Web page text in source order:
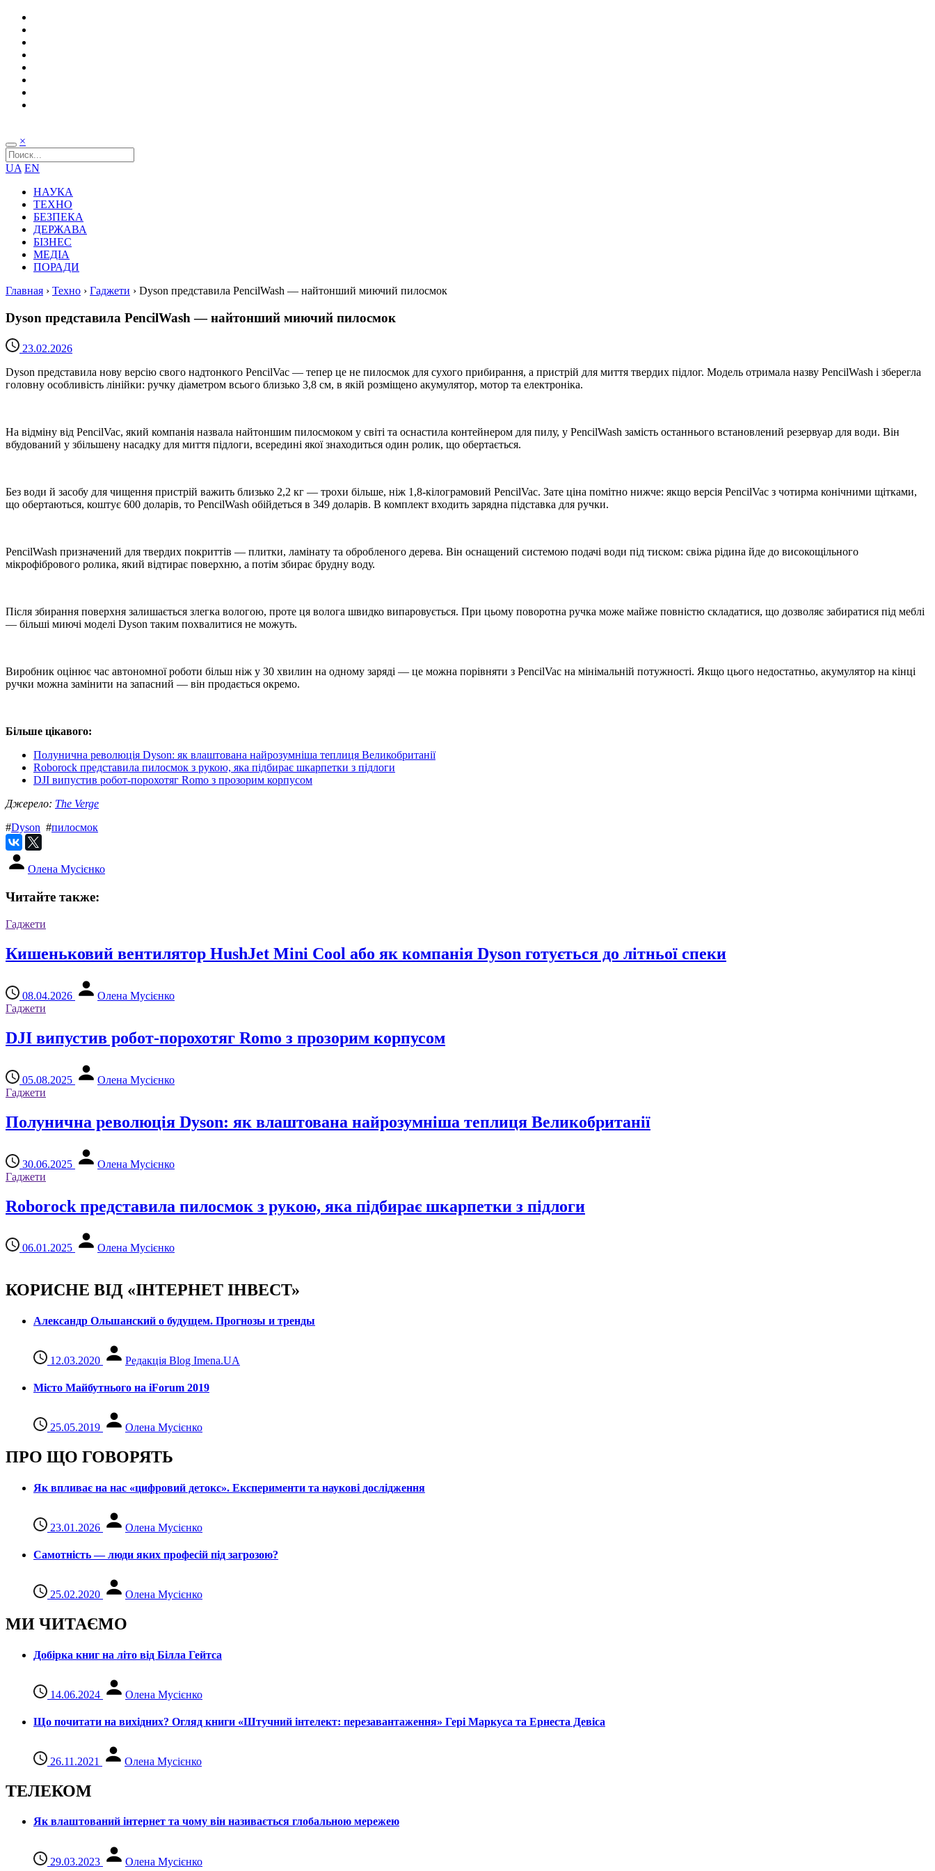
×
UA EN
НАУКА
ТЕХНО
БЕЗПЕКА
ДЕРЖАВА
БІЗНЕС
МЕДІА
ПОРАДИ
Главная › Техно › Гаджети › Dyson представила PencilWash — найтонший миючий пилосмок
Dyson представила PencilWash — найтонший миючий пилосмок
23.02.2026
Dyson представила нову версію свого надтонкого PencilVac — тепер це не пилосмок для сухого прибирання, а пристрій для миття твердих підлог. Модель отримала назву PencilWash і зберегла
головну особливість лінійки: ручку діаметром всього близько 3,8 см, в якій розміщено акумулятор, мотор та електроніка.
На відміну від PencilVac, який компанія назвала найтоншим пилосмоком у світі та оснастила контейнером для пилу, у PencilWash замість останнього встановлений резервуар для води. Він
вбудований у збільшену насадку для миття підлоги, всередині якої знаходиться один ролик, що обертається.
Без води й засобу для чищення пристрій важить близько 2,2 кг — трохи більше, ніж 1,8-кілограмовий PencilVac. Зате ціна помітно нижче: якщо версія PencilVac з чотирма конічними щітками,
що обертаються, коштує 600 доларів, то PencilWash обійдеться в 349 доларів. В комплект входить зарядна підставка для ручки.
PencilWash призначений для твердих покриттів — плитки, ламінату та обробленого дерева. Він оснащений системою подачі води під тиском: свіжа рідина йде до високощільного
мікрофібрового ролика, який відтирає поверхню, а потім збирає брудну воду.
Після збирання поверхня залишається злегка вологою, проте ця волога швидко випаровується. При цьому поворотна ручка може майже повністю складатися, що дозволяє забиратися під меблі
— більші миючі моделі Dyson таким похвалитися не можуть.
Виробник оцінює час автономної роботи більш ніж у 30 хвилин на одному заряді — це можна порівняти з PencilVac на мінімальній потужності. Якщо цього недостатньо, акумулятор на кінці
ручки можна замінити на запасний — він продається окремо.
Більше цікавого:
Полунична революція Dyson: як влаштована найрозумніша теплиця Великобританії
Roborock представила пилосмок з рукою, яка підбирає шкарпетки з підлоги
DJI випустив робот-порохотяг Romo з прозорим корпусом
Джерело: The Verge
#Dyson #пилосмок
Олена Мусієнко
Читайте также:
Гаджети
Кишеньковий вентилятор HushJet Mini Cool або як компанія Dyson готується до літньої спеки
08.04.2026
Олена Мусієнко
Гаджети
DJI випустив робот-порохотяг Romo з прозорим корпусом
05.08.2025
Олена Мусієнко
Гаджети
Полунична революція Dyson: як влаштована найрозумніша теплиця Великобританії
30.06.2025
Олена Мусієнко
Гаджети
Roborock представила пилосмок з рукою, яка підбирає шкарпетки з підлоги
06.01.2025 Олена Мусієнко
КОРИСНЕ ВІД «ІНТЕРНЕТ ІНВЕСТ»
Александр Ольшанский о будущем. Прогнозы и тренды
12.03.2020 Редакція Blog Imena.UA
Місто Майбутнього на iForum 2019
25.05.2019 Олена Мусієнко
ПРО ЩО ГОВОРЯТЬ
Як впливає на нас «цифровий детокс». Експерименти та наукові дослідження
23.01.2026 Олена Мусієнко
Самотність — люди яких професій під загрозою?
25.02.2020 Олена Мусієнко
МИ ЧИТАЄМО
Добірка книг на літо від Білла Гейтса
14.06.2024 Олена Мусієнко
Що почитати на вихідних? Огляд книги «Штучний інтелект: перезавантаження» Гері Маркуса та Ернеста Девіса
26.11.2021 Олена Мусієнко
ТЕЛЕКОМ
Як влаштований інтернет та чому він називається глобальною мережею
29.03.2023 Олена Мусієнко